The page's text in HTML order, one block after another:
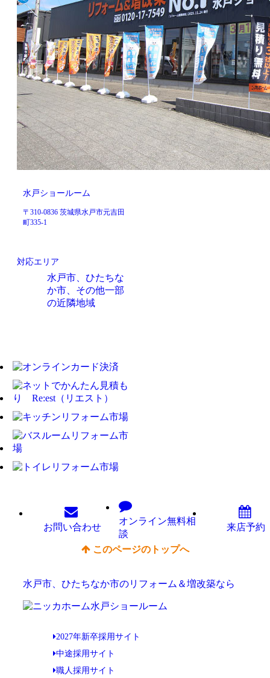
水戸ショールーム
〒310-0836 茨城県水戸市元吉田
町335-1
対応エリア
水戸市、ひたちな
か市、その他一部
の近隣地域
お問い合わせ
オンライン無料相
談
来店予約
このページのトップへ
水戸市、ひたちなか市のリフォーム＆増改築なら
2027年新卒採用サイト
中途採用サイト
職人採用サイト